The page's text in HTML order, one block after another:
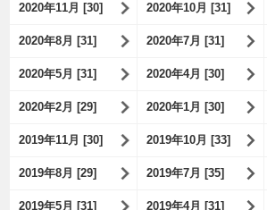
2020年11月 [30] 2020年10月 [31]
2020年8月 [31] 2020年7月 [31]
2020年5月 [31] 2020年4月 [30]
2020年2月 [29] 2020年1月 [30]
2019年11月 [30] 2019年10月 [33]
2019年8月 [29] 2019年7月 [35]
2019年5月 [31] 2019年4月 [31]